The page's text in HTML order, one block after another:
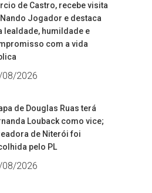
de Castro, recebe visita
Jogador e destaca
lealdade, humildade e
com a vida
08/2026
de Douglas Ruas terá
Louback como vice;
de Niterói foi
pelo PL
08/2026